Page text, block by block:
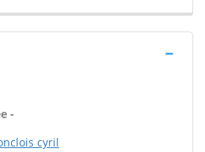
-
cyril